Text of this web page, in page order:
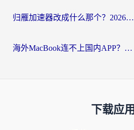
归雁加速器改成什么那个？2026海外党回国加速全攻略：告别地区限制，轻松刷剧玩游戏
海外MacBook连不上国内APP？选对回国VPN，告别地区限制的烦恼
下载应用